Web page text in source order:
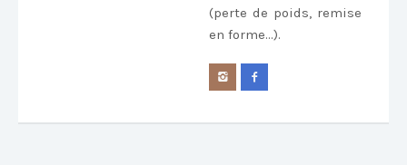
(perte de poids, remise
en forme...).